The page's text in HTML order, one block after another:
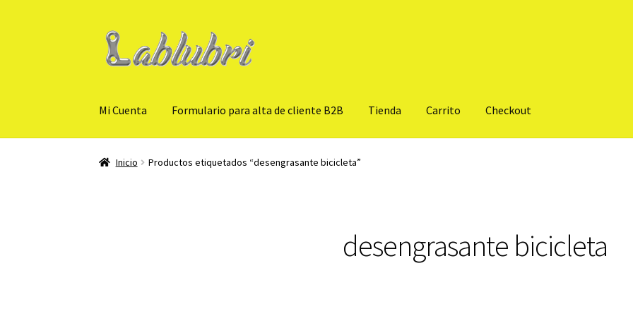
IrIr
al
Mi Cuenta Formulario para alta de cliente B2B Tienda Carrito Checkout
Inicio Productos etiquetados “desengrasante bicicleta”
desengrasante bicicleta